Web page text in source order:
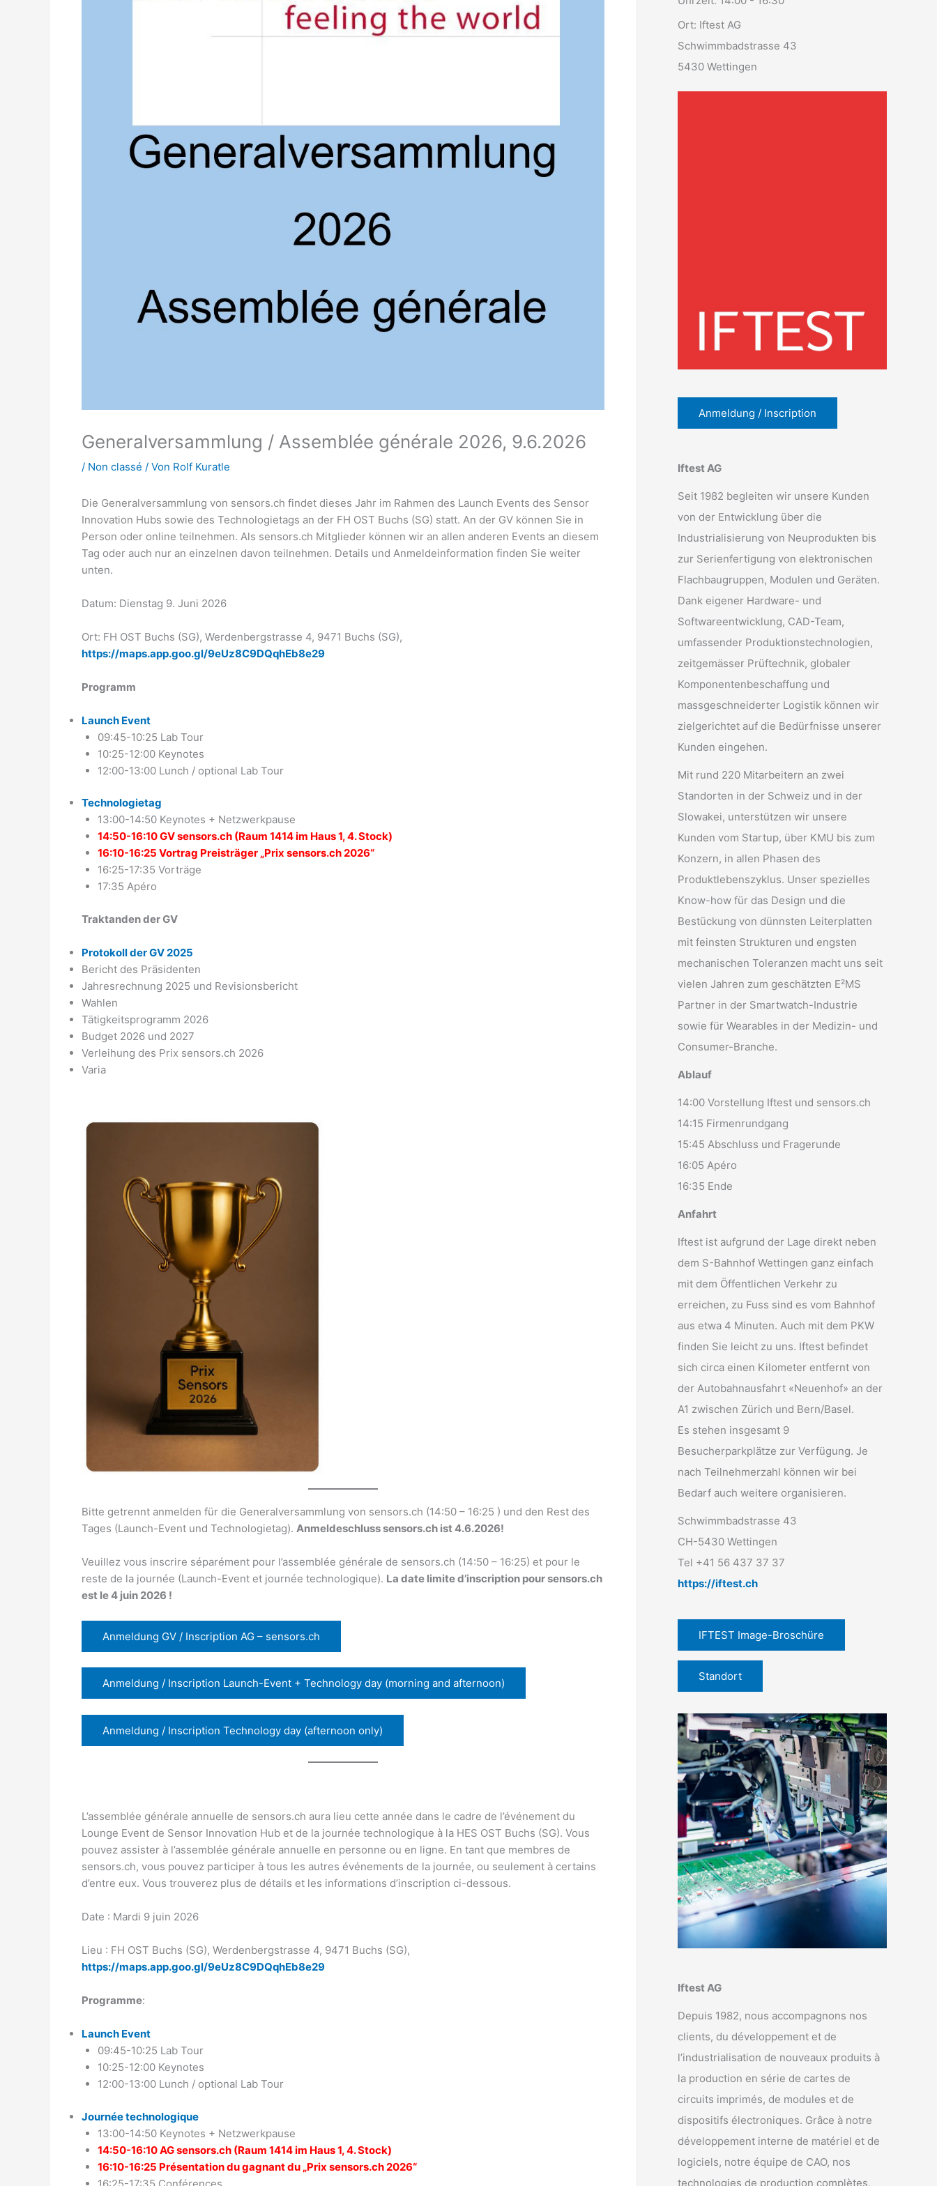
Generalversammlung / Assemblée générale 2026, 9.6.2026
/ Non classé / Von Rolf Kuratle
Die Generalversammlung von sensors.ch findet dieses Jahr im Rahmen des Launch Events des Sensor
Innovation Hubs sowie des Technologietags an der FH OST Buchs (SG) statt. An der GV können Sie in
Person oder online teilnehmen. Als sensors.ch Mitglieder können wir an allen anderen Events an diesem
Tag oder auch nur an einzelnen davon teilnehmen. Details und Anmeldeinformation finden Sie weiter
unten.
Datum: Dienstag 9. Juni 2026
Ort: FH OST Buchs (SG), Werdenbergstrasse 4, 9471 Buchs (SG),
https://maps.app.goo.gl/9eUz8C9DQqhEb8e29
Programm
Launch Event
09:45-10:25 Lab Tour
10:25-12:00 Keynotes
12:00-13:00 Lunch / optional Lab Tour
Technologietag
13:00-14:50 Keynotes + Netzwerkpause
14:50-16:10 GV sensors.ch (Raum 1414 im Haus 1, 4. Stock)
16:10-16:25 Vortrag Preisträger „Prix sensors.ch 2026“
16:25-17:35 Vorträge
17:35 Apéro
Traktanden der GV
Protokoll der GV 2025
Bericht des Präsidenten
Jahresrechnung 2025 und Revisionsbericht
Wahlen
Tätigkeitsprogramm 2026
Budget 2026 und 2027
Verleihung des Prix sensors.ch 2026
Varia
Bitte getrennt anmelden für die Generalversammlung von sensors.ch (14:50 – 16:25 ) und den Rest des
Tages (Launch-Event und Technologietag). Anmeldeschluss sensors.ch ist 4.6.2026!
Veuillez vous inscrire séparément pour l’assemblée générale de sensors.ch (14:50 – 16:25) et pour le
reste de la journée (Launch-Event et journée technologique). La date limite d’inscription pour sensors.ch
est le 4 juin 2026 !
Anmeldung GV / Inscription AG – sensors.ch
Anmeldung / Inscription Launch-Event + Technology day (morning and afternoon)
Anmeldung / Inscription Technology day (afternoon only)
L’assemblée générale annuelle de sensors.ch aura lieu cette année dans le cadre de l’événement du
Lounge Event de Sensor Innovation Hub et de la journée technologique à la HES OST Buchs (SG). Vous
pouvez assister à l’assemblée générale annuelle en personne ou en ligne. En tant que membres de
sensors.ch, vous pouvez participer à tous les autres événements de la journée, ou seulement à certains
d’entre eux. Vous trouverez plus de détails et les informations d’inscription ci-dessous.
Date : Mardi 9 juin 2026
Lieu : FH OST Buchs (SG), Werdenbergstrasse 4, 9471 Buchs (SG),
https://maps.app.goo.gl/9eUz8C9DQqhEb8e29
Programme:
Launch Event
09:45-10:25 Lab Tour
10:25-12:00 Keynotes
12:00-13:00 Lunch / optional Lab Tour
Journée technologique
13:00-14:50 Keynotes + Netzwerkpause
14:50-16:10 AG sensors.ch (Raum 1414 im Haus 1, 4. Stock)
16:10-16:25 Présentation du gagnant du „Prix sensors.ch 2026“
Ort: Iftest AG
Schwimmbadstrasse 43
5430 Wettingen
Anmeldung / Inscription
Iftest AG
Seit 1982 begleiten wir unsere Kunden
von der Entwicklung über die
Industrialisierung von Neuprodukten bis
zur Serienfertigung von elektronischen
Flachbaugruppen, Modulen und Geräten.
Dank eigener Hardware- und
Softwareentwicklung, CAD-Team,
umfassender Produktionstechnologien,
zeitgemässer Prüftechnik, globaler
Komponentenbeschaffung und
massgeschneiderter Logistik können wir
zielgerichtet auf die Bedürfnisse unserer
Kunden eingehen.
Mit rund 220 Mitarbeitern an zwei
Standorten in der Schweiz und in der
Slowakei, unterstützen wir unsere
Kunden vom Startup, über KMU bis zum
Konzern, in allen Phasen des
Produktlebenszyklus. Unser spezielles
Know-how für das Design und die
Bestückung von dünnsten Leiterplatten
mit feinsten Strukturen und engsten
mechanischen Toleranzen macht uns seit
vielen Jahren zum geschätzten E²MS
Partner in der Smartwatch-Industrie
sowie für Wearables in der Medizin- und
Consumer-Branche.
Ablauf
14:00 Vorstellung Iftest und sensors.ch
14:15 Firmenrundgang
15:45 Abschluss und Fragerunde
16:05 Apéro
16:35 Ende
Anfahrt
Iftest ist aufgrund der Lage direkt neben
dem S-Bahnhof Wettingen ganz einfach
mit dem Öffentlichen Verkehr zu
erreichen, zu Fuss sind es vom Bahnhof
aus etwa 4 Minuten. Auch mit dem PKW
finden Sie leicht zu uns. Iftest befindet
sich circa einen Kilometer entfernt von
der Autobahnausfahrt «Neuenhof» an der
A1 zwischen Zürich und Bern/Basel.
Es stehen insgesamt 9
Besucherparkplätze zur Verfügung. Je
nach Teilnehmerzahl können wir bei
Bedarf auch weitere organisieren.
Schwimmbadstrasse 43
CH-5430 Wettingen
Tel +41 56 437 37 37
https://iftest.ch
IFTEST Image-Broschüre
Standort
Iftest AG
Depuis 1982, nous accompagnons nos
clients, du développement et de
l’industrialisation de nouveaux produits à
la production en série de cartes de
circuits imprimés, de modules et de
dispositifs électroniques. Grâce à notre
développement interne de matériel et de
logiciels, notre équipe de CAO, nos
technologies de production complètes,